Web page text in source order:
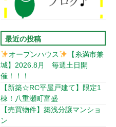
最近の投稿
オープンハウス
【糸満市兼
城】2026.8月 毎週土日開
催！！！
【新築☆RC平屋戸建て】限定1
棟！八重瀬町富盛
【売買物件】築浅分譲マンショ
ン